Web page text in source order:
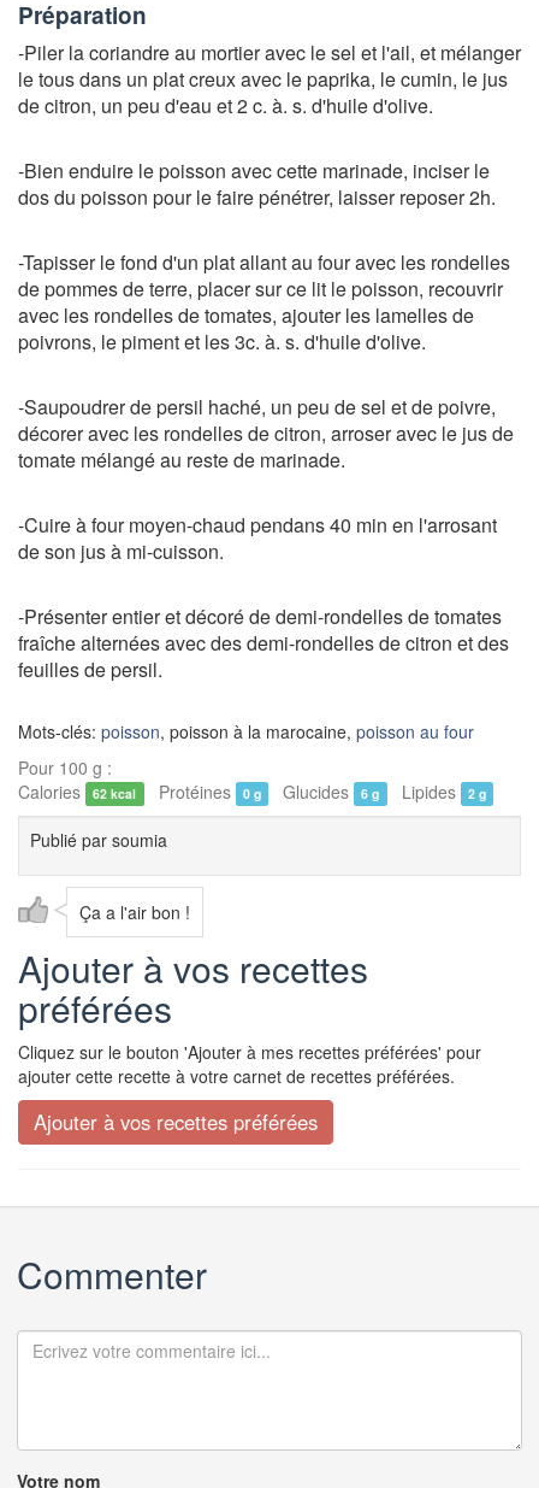
Préparation
-Piler la coriandre au mortier avec le sel et l'ail, et mélanger
le tous dans un plat creux avec le paprika, le cumin, le jus
de citron, un peu d'eau et 2 c. à. s. d'huile d'olive.
-Bien enduire le poisson avec cette marinade, inciser le
dos du poisson pour le faire pénétrer, laisser reposer 2h.
-Tapisser le fond d'un plat allant au four avec les rondelles
de pommes de terre, placer sur ce lit le poisson, recouvrir
avec les rondelles de tomates, ajouter les lamelles de
poivrons, le piment et les 3c. à. s. d'huile d'olive.
-Saupoudrer de persil haché, un peu de sel et de poivre,
décorer avec les rondelles de citron, arroser avec le jus de
tomate mélangé au reste de marinade.
-Cuire à four moyen-chaud pendans 40 min en l'arrosant
de son jus à mi-cuisson.
-Présenter entier et décoré de demi-rondelles de tomates
fraîche alternées avec des demi-rondelles de citron et des
feuilles de persil.
Mots-clés: poisson, poisson à la marocaine, poisson au four
Pour 100 g :
Calories
62 kcal Protéines 0 g Glucides 6 g Lipides 2 g
Publié par soumia
Ça a l'air bon !
Ajouter à vos recettes
préférées
Cliquez sur le bouton 'Ajouter à mes recettes préférées' pour
ajouter cette recette à votre carnet de recettes préférées.
Commenter
Votre nom